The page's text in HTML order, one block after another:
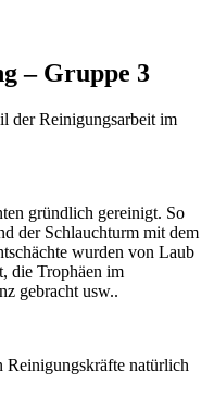
– Gruppe 3
der Reinigungsarbeit im
gründlich gereinigt. So
der Schlauchturm mit dem
wurden von Laub
die Trophäen im
gebracht usw..
Reinigungskräfte natürlich